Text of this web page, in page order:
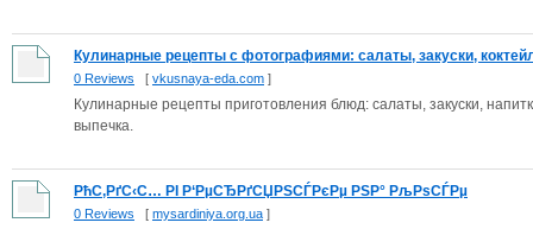
Кулинарные рецепты с фотографиями: салаты, закуски,
0 Reviews [ vkusnaya-eda.com ]
Кулинарные рецепты приготовления блюд: салаты, закуски,
выпечка.
РћС‚РґС‹С… РІ Р‘РµСЂРґСЏРЅСЃРєРµ РЅР° РљРѕСЃРµ
0 Reviews [ mysardiniya.org.ua ]